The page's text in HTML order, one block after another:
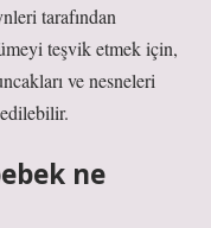
tarafından
teşvik etmek için,
ve nesneleri
ne